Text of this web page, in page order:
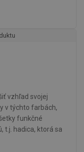
vzhľad svojej
v týchto farbách,
funkčné
t.j. hadica, ktorá sa